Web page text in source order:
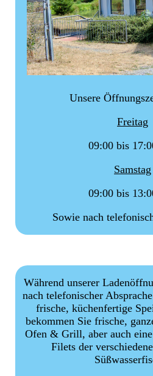
Unsere
Freitag
09:00 bis
Samstag
09:00 bis
Sowie nach
Während unserer
nach telefonischer
frische, küchenfertige
bekommen Sie frische,
Ofen & Grill, aber auch
Filets der